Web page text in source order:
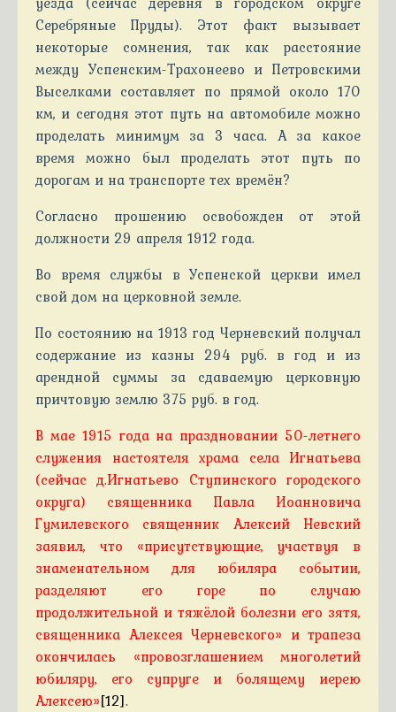
Серебряные Пруды). Этот факт вызывает
некоторые сомнения, так как расстояние
между Успенским-Трахонеево и Петровскими
Выселками составляет по прямой около 170
км, и сегодня этот путь на автомобиле можно
проделать минимум за 3 часа. А за какое
время можно был проделать этот путь по
дорогам и на транспорте тех времён?
Согласно прошению освобожден от этой
должности 29 апреля 1912 года.
Во время службы в Успенской церкви имел
свой дом на церковной земле.
По состоянию на 1913 год Черневский получал
содержание из казны 294 руб. в год и из
арендной суммы за сдаваемую церковную
причтовую землю 375 руб. в год.
В мае 1915 года на праздновании 50-летнего
служения настоятеля храма села Игнатьева
(сейчас д.Игнатьево Ступинского городского
округа) священника Павла Иоанновича
Гумилевского священник Алексий Невский
заявил, что «присутствующие, участвуя в
знаменательном для юбиляра событии,
разделяют его горе по случаю
продолжительной и тяжёлой болезни его зятя,
священника Алексея Черневского» и трапеза
окончилась «провозглашением многолетий
юбиляру, его супруге и болящему иерею
Алексею»[12].